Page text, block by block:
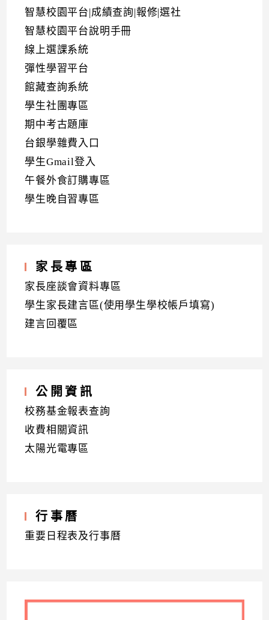
智慧校園平台|成績查詢|報修|選社
智慧校園平台說明手冊
線上選課系統
彈性學習平台
館藏查詢系統
學生社團專區
期中考古題庫
台銀學雜費入口
學生Gmail登入
午餐外食訂購專區
學生晚自習專區
家長專區
家長座談會資料專區
學生家長建言區(使用學生學校帳戶填寫)
建言回覆區
公開資訊
校務基金報表查詢
收費相關資訊
太陽光電專區
行事曆
重要日程表及行事曆